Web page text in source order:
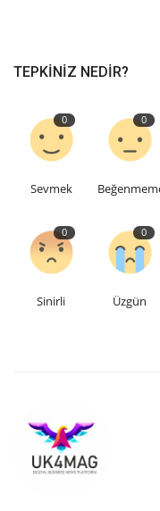
TEPKINIZ NEDIR?
0
Sevmek
0
0
Sinirli
0
Üzgün